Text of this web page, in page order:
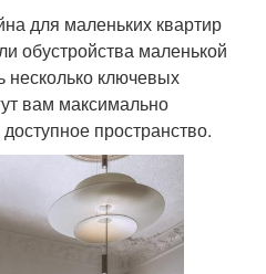
для маленьких квартир
обустройства маленькой
несколько ключевых
вам максимально
пространство.